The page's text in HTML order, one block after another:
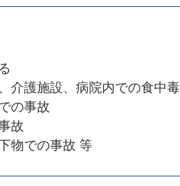
介護施設、病院内での食中毒
の事故
故
物での事故 等